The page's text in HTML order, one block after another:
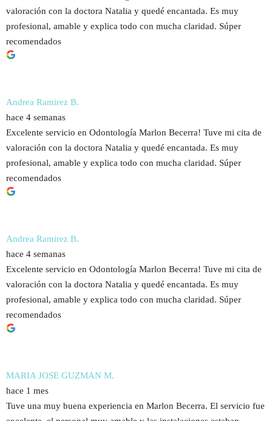
valoración con la doctora Natalia y quedé encantada. Es muy
profesional, amable y explica todo con mucha claridad. Súper
recomendados
Andrea Ramirez B.
hace 4 semanas
Excelente servicio en Odontología Marlon Becerra! Tuve mi cita de
valoración con la doctora Natalia y quedé encantada. Es muy
profesional, amable y explica todo con mucha claridad. Súper
recomendados
Andrea Ramirez B.
hace 4 semanas
Excelente servicio en Odontología Marlon Becerra! Tuve mi cita de
valoración con la doctora Natalia y quedé encantada. Es muy
profesional, amable y explica todo con mucha claridad. Súper
recomendados
MARIA JOSE GUZMAN M.
hace 1 mes
Tuve una muy buena experiencia en Marlon Becerra. El servicio fue